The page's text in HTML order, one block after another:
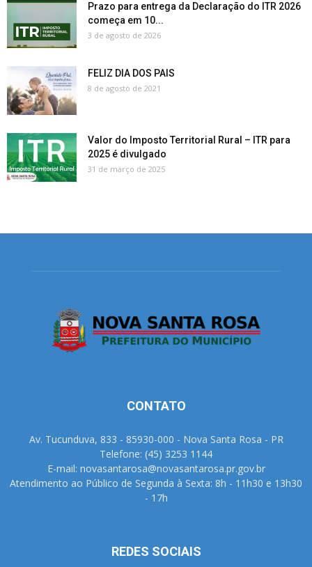
Prazo para entrega da Declaração do ITR 2026
começa em 10...
3 de agosto de 2026
FELIZ DIA DOS PAIS
8 de agosto de 2021
Valor do Imposto Territorial Rural – ITR para
2025 é divulgado
31 de março de 2025
CONTATO
Av. Tucunduva, 833 - 85930-000 - Nova Santa Rosa - PR
Telefone: (45) 3253 1144
E-mail: novasantarosa@novasantarosa.pr.gov.br
Atendimento ao Público de Segunda à Sexta: 8h - 11h30 e 13h30
- 17h
REDES SOCIAIS